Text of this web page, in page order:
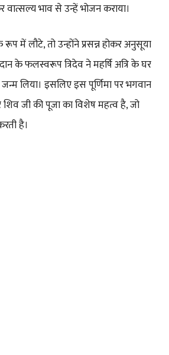
भाव से उन्हें भोजन कराया।
में लौटे, तो उन्होंने प्रसन्न होकर अनुसूया
के फलस्वरूप त्रिदेव ने महर्षि अत्रि के घर
लिया। इसलिए इस पूर्णिमा पर भगवान
शिव जी की पूजा का विशेष महत्व है, जो
है।